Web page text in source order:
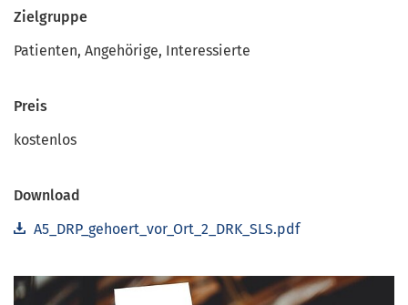
Zielgruppe
Patienten, Angehörige, Interessierte
Preis
kostenlos
Download
A5_DRP_gehoert_vor_Ort_2_DRK_SLS.pdf